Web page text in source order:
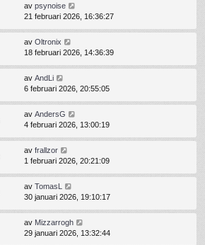
av psynoise
21 februari 2026, 16:36:27
av Oltronix
18 februari 2026, 14:36:39
av AndLi
6 februari 2026, 20:55:05
av AndersG
4 februari 2026, 13:00:19
av frallzor
1 februari 2026, 20:21:09
av TomasL
30 januari 2026, 19:10:17
av Mizzarrogh
29 januari 2026, 13:32:44